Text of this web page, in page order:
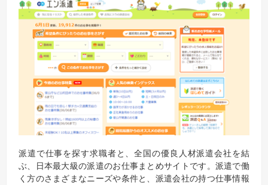
派遣で仕事を探す求職者と、全国の優良人材派遣会社を結
ぶ、日本最大級の派遣のお仕事まとめサイトです。派遣で働
く方のさまざまなニーズや条件と、派遣会社の持つ仕事情報